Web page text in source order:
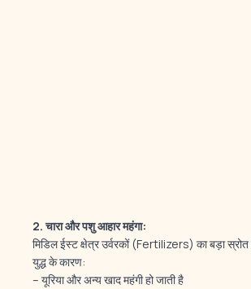
2.चारा और पशु आहार महंगा:
मिडिल ईस्ट क्षेत्र उर्वरकों (Fertilizers) का बड़ा
युद्ध के कारण:
– यूरिया और अन्य खाद महंगी हो जाती है